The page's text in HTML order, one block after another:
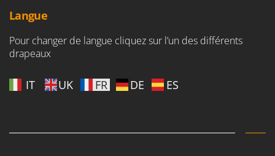
Langue
Pour changer de langue cliquez sur l’un des différents
drapeaux
IT UK FR DE ES